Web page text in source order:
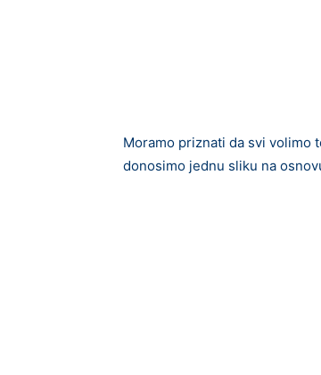
Moramo priznati da svi volimo
donosimo jednu sliku na